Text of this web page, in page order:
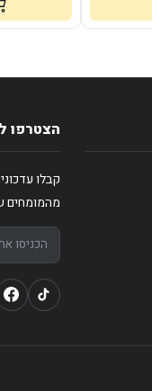
הצטרפו
קבלו
מהמומחים